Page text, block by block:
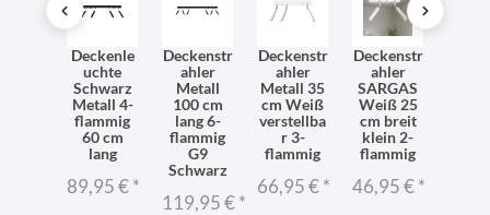
Deckenle
uchte
Schwarz
Metall 4-
flammig
60 cm
lang
89,95 €*
Deckenstr
ahler
Metall
100 cm
lang 6-
flammig
G9
Schwarz
119,95 €*
Deckenstr
ahler
Metall 35
cm Weiß
verstellba
r 3-
flammig
66,95 €*
Deckenstr
ahler
SARGAS
Weiß 25
cm breit
klein 2-
flammig
46,95 €*